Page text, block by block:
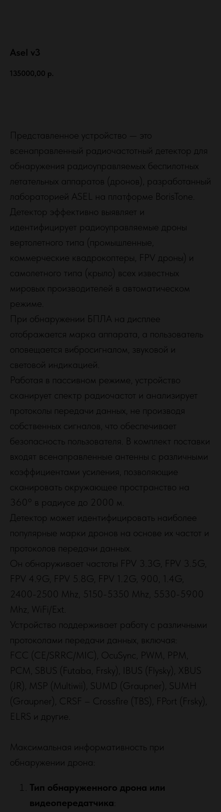
info@rusheltech.ru
Asel v3
135000,00 р.
Представленное устройство — это
всенаправленный радиочастотный детектор для
обнаружения радиоуправляемых беспилотных
летательных аппаратов (дронов), разработанный
лабораторией ASEL на платформе BorisTone.
Детектор эффективно выявляет и
идентифицирует радиоуправляемые дроны
вертолетного типа (промышленные,
коммерческие квадрокоптеры, FPV дроны) и
самолетного типа (крыло) всех известных
мировых производителей в автоматическом
режиме.
При обнаружении БПЛА на дисплее
отображается марка аппарата, а пользователь
оповещается вибросигналом, звуковой и
световой индикацией.
Работая в пассивном режиме, устройство
сканирует спектр радиочастот и анализирует
протоколы передачи данных, не производя
собственных сигналов, что обеспечивает
безопасность пользователя. В комплект поставки
входят всенаправленные антенны с различными
коэффициентами усиления, позволяющие
сканировать окружающее пространство на
360° в радиусе до 2000 м.
Детектор может идентифицировать наиболее
популярные марки дронов на основе их частот и
протоколов передачи данных.
Он обнаруживает частоты FPV 3.3G, FPV 3.5G,
FPV 4.9G, FPV 5.8G, FPV 1.2G, 900, 1.4G,
2400-2500 Mhz, 5150-5350 Mhz, 5530-5900
Mhz, WiFi/Ext.
Устройство поддерживает работу с различными
протоколами передачи данных, включая:
FCC (CE/SRRC/MIC), OcuSync, PWM, PPM,
PCM, SBUS (Futaba, Frsky), IBUS (Flysky), XBUS
(JR), MSP (Multiwii), SUMD (Graupner), SUMH
(Graupner), CRSF – Crossfire (TBS), FPort (Frsky),
ELRS и другие.
Максимальная информативность при
обнаружении дрона:
Тип обнаруженного дрона или
видеопередатчика